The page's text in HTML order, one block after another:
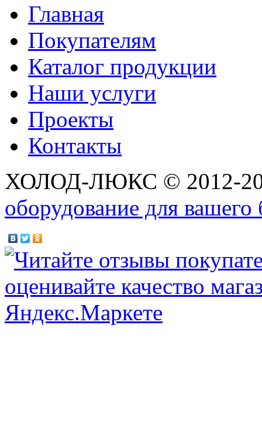
Главная
Покупателям
Каталог продукции
Наши услуги
Проекты
Контакты
ХОЛОД-ЛЮКС © 2012-
оборудование для вашего